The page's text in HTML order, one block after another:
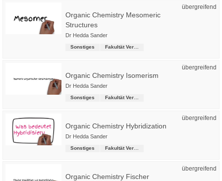
übergreifend
Organic Chemistry Mesomeric
Structures
Dr Hedda Sander
Sonstiges
übergreifend
Organic Chemistry Isomerism
Dr Hedda Sander
Sonstiges
übergreifend
Organic Chemistry Hybridization
Dr Hedda Sander
Sonstiges
übergreifend
Organic Chemistry Fischer